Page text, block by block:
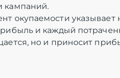
кампаний.
окупаемости указывает
и каждый
но и приносит